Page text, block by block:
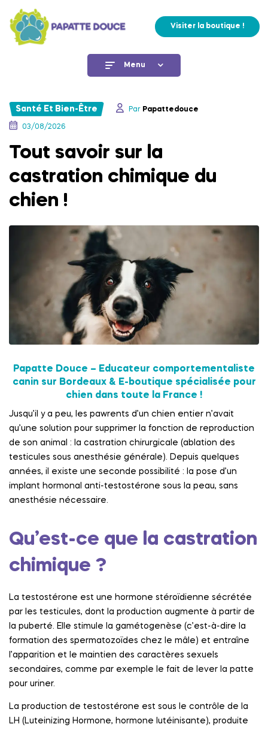
Visiter la boutique !
Menu
Santé Et Bien-Être Par Papattedouce
03/08/2026
Tout savoir sur la
castration chimique du
chien !
Papatte Douce – Educateur comportementaliste
canin sur Bordeaux & E-boutique spécialisée pour
chien dans toute la France !
Jusqu’il y a peu, les pawrents d’un chien entier n’avait
qu’une solution pour supprimer la fonction de reproduction
de son animal : la castration chirurgicale (ablation des
testicules sous anesthésie générale). Depuis quelques
années, il existe une seconde possibilité : la pose d’un
implant hormonal anti-testostérone sous la peau, sans
anesthésie nécessaire.
Qu’est-ce que la castration
chimique ?
La testostérone est une hormone stéroïdienne sécrétée
par les testicules, dont la production augmente à partir de
la puberté. Elle stimule la gamétogenèse (c’est-à-dire la
formation des spermatozoïdes chez le mâle) et entraîne
l’apparition et le maintien des caractères sexuels
secondaires, comme par exemple le fait de lever la patte
pour uriner.
La production de testostérone est sous le contrôle de la
LH (Luteinizing Hormone, hormone lutéinisante), produite